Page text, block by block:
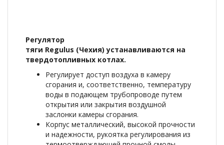
Регулятор
тяги Regulus (Чехия) устанавливаются на
твердотопливных котлах.
Регулирует доступ воздуха в камеру
сгорания и, соответственно, температуру
воды в подающем трубопроводе путем
открытия или закрытия воздушной
заслонки камеры сгорания.
Корпус металлический, высокой прочности
и надежности, рукоятка регулирования из